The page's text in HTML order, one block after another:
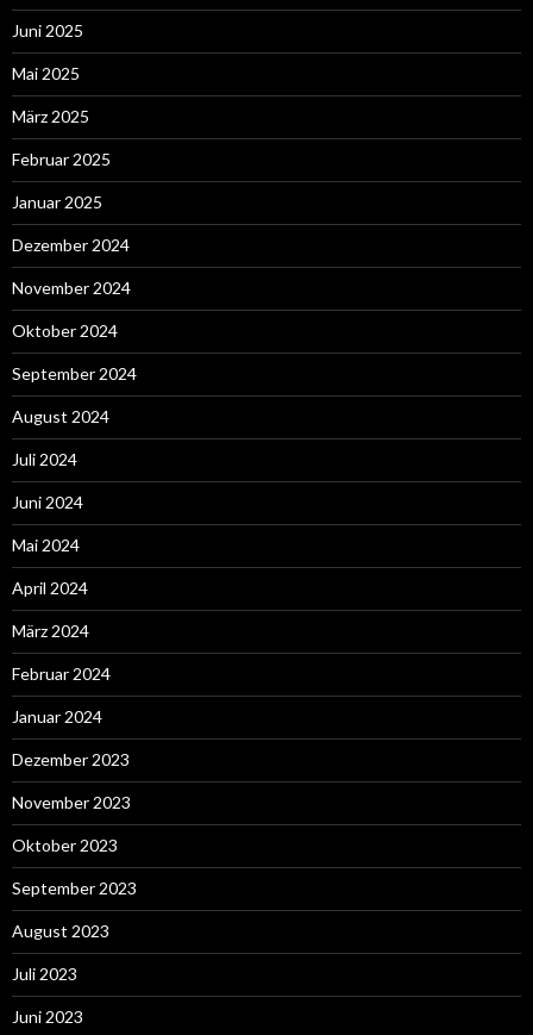
Juni 2025
Mai 2025
März 2025
Februar 2025
Januar 2025
Dezember 2024
November 2024
Oktober 2024
September 2024
August 2024
Juli 2024
Juni 2024
Mai 2024
April 2024
März 2024
Februar 2024
Januar 2024
Dezember 2023
November 2023
Oktober 2023
September 2023
August 2023
Juli 2023
Juni 2023